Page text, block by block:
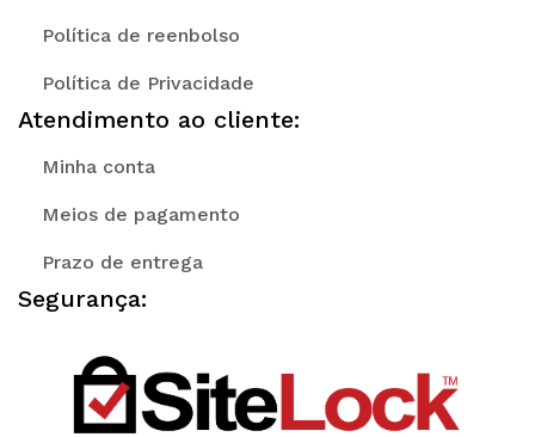
Política de reenbolso
Política de Privacidade
Atendimento ao cliente:
Minha conta
Meios de pagamento
Prazo de entrega
Segurança: